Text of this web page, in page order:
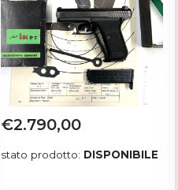
€2.790,00
stato prodotto: DISPONIBILE